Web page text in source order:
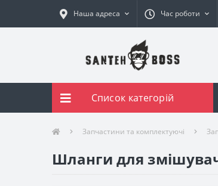
Наша адреса Час роботи
Список категорій
Запчастини та комплектуючі
Шланги для